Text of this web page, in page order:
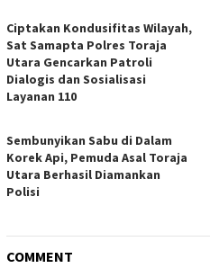
Ciptakan Kondusifitas Wilayah,
Sat Samapta Polres Toraja
Utara Gencarkan Patroli
Dialogis dan Sosialisasi
Layanan 110
Sembunyikan Sabu di Dalam
Korek Api, Pemuda Asal Toraja
Utara Berhasil Diamankan
Polisi
COMMENT